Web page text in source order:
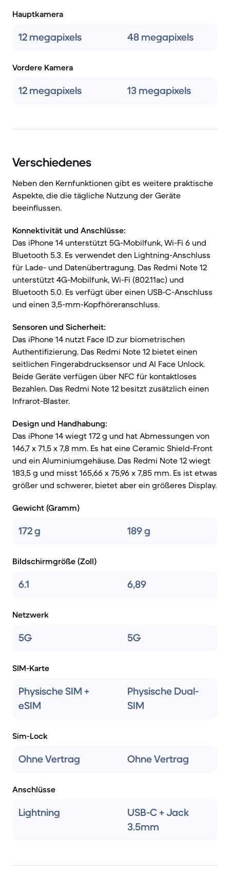
Hauptkamera
12 megapixels 48 megapixels
Vordere Kamera
12 megapixels 13 megapixels
Verschiedenes
Neben den Kernfunktionen gibt es weitere praktische
Aspekte, die die tägliche Nutzung der Geräte
beeinflussen.
Konnektivität und Anschlüsse:
Das iPhone 14 unterstützt 5G-Mobilfunk, Wi-Fi 6 und
Bluetooth 5.3. Es verwendet den Lightning-Anschluss
für Lade- und Datenübertragung. Das Redmi Note 12
unterstützt 4G-Mobilfunk, Wi-Fi (802.11ac) und
Bluetooth 5.0. Es verfügt über einen USB-C-Anschluss
und einen 3,5-mm-Kopfhöreranschluss.
Sensoren und Sicherheit:
Das iPhone 14 nutzt Face ID zur biometrischen
Authentifizierung. Das Redmi Note 12 bietet einen
seitlichen Fingerabdrucksensor und AI Face Unlock.
Beide Geräte verfügen über NFC für kontaktloses
Bezahlen. Das Redmi Note 12 besitzt zusätzlich einen
Infrarot-Blaster.
Design und Handhabung:
Das iPhone 14 wiegt 172 g und hat Abmessungen von
146,7 x 71,5 x 7,8 mm. Es hat eine Ceramic Shield-Front
und ein Aluminiumgehäuse. Das Redmi Note 12 wiegt
183,5 g und misst 165,66 x 75,96 x 7,85 mm. Es ist etwas
größer und schwerer, bietet aber ein größeres Display.
Gewicht (Gramm)
172 g 189 g
Bildschirmgröße (Zoll)
6.1 6,89
Netzwerk
5G 5G
SIM-Karte
Physische SIM +
eSIM
Physische Dual-
SIM
Sim-Lock
Ohne Vertrag Ohne Vertrag
Anschlüsse
Lightning
USB-C + Jack
3.5mm